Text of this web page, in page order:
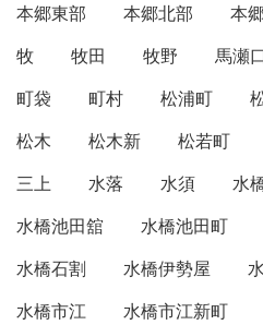
本郷東部
本郷北部 本
牧
牧田 牧野 馬瀬
町袋
町村 松浦町
松木
松木新 松若町
三上
水落 水須 水
水橋池田舘
水橋池田町
水橋石割
水橋伊勢屋
水橋市江
水橋市江新町